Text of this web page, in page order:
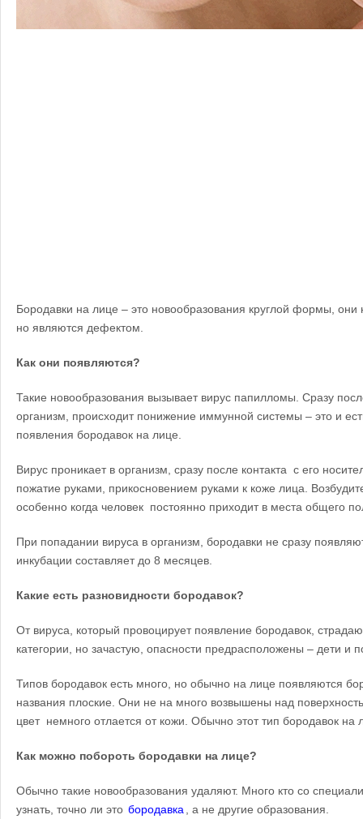
Бородавки на лице – это новообразования круглой формы, они
но являются дефектом.
Как они появляются?
Такие новообразования вызывает вирус папилломы. Сразу
организм, происходит понижение иммунной системы – это и
появления бородавок на лице.
Вирус проникает в организм, сразу после контакта с его
пожатие руками, прикосновением руками к коже лица.
особенно когда человек постоянно приходит в места общего
При попадании вируса в организм, бородавки не сразу
инкубации составляет до 8 месяцев.
Какие есть разновидности бородавок?
От вируса, который провоцирует появление бородавок,
категории, но зачастую, опасности предрасположены – дети и
Типов бородавок есть много, но обычно на лице появляются
названия плоские. Они не на много возвышены над
цвет немного отлается от кожи. Обычно этот тип бородавок на
Как можно побороть бородавки на лице?
Обычно такие новообразования удаляют. Много кто со
узнать, точно ли это бородавка , а не другие образования.